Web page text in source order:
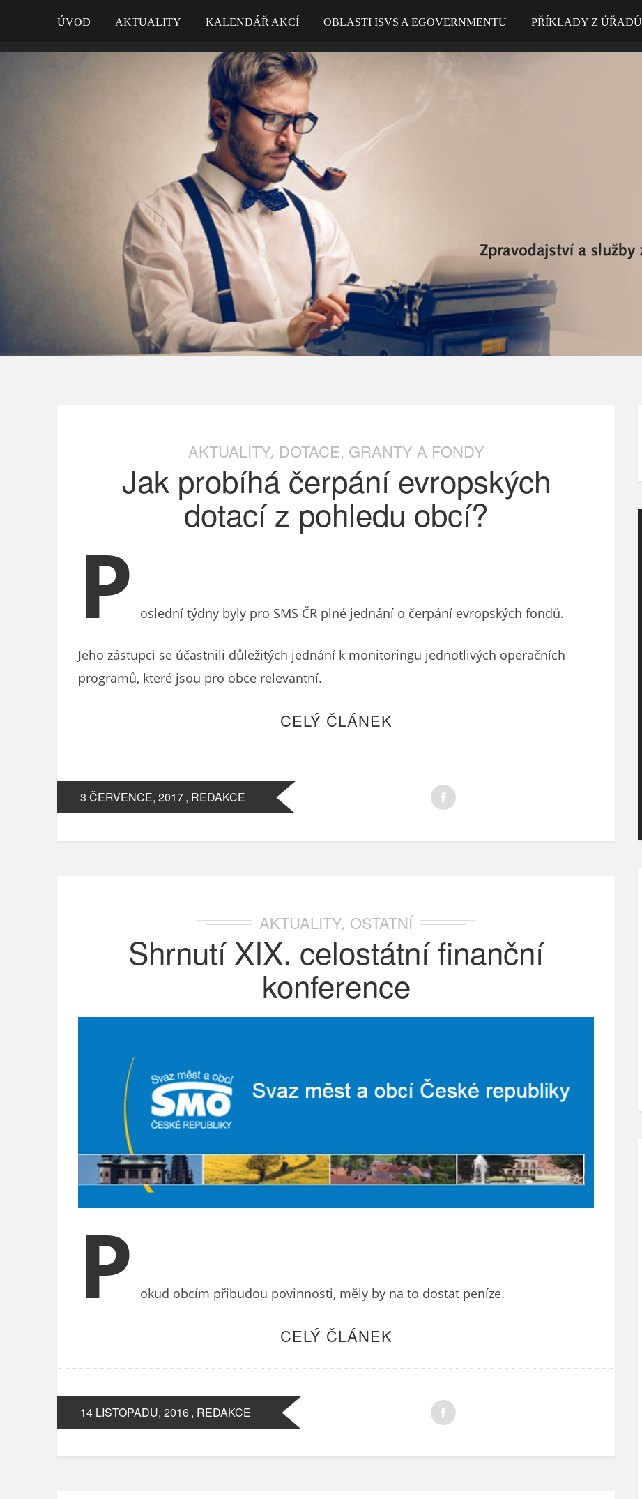
ÚVOD AKTUALITY KALENDÁŘ AKCÍ OBLASTI ISVS A EGOVERNMENTU PŘÍKLADY Z ÚŘADŮ
AKTUALITY, DOTACE, GRANTY A FONDY
Jak probíhá čerpání evropských
dotací z pohledu obcí?
P oslední týdny byly pro SMS ČR plné jednání o čerpání evropských fondů.
Jeho zástupci se účastnili důležitých jednání k monitoringu jednotlivých operačních
programů, které jsou pro obce relevantní.
CELÝ ČLÁNEK
3 ČERVENCE, 2017, REDAKCE
AKTUALITY, OSTATNÍ
Shrnutí XIX. celostátní finanční
konference
P okud obcím přibudou povinnosti, měly by na to dostat peníze.
CELÝ ČLÁNEK
14 LISTOPADU, 2016, REDAKCE